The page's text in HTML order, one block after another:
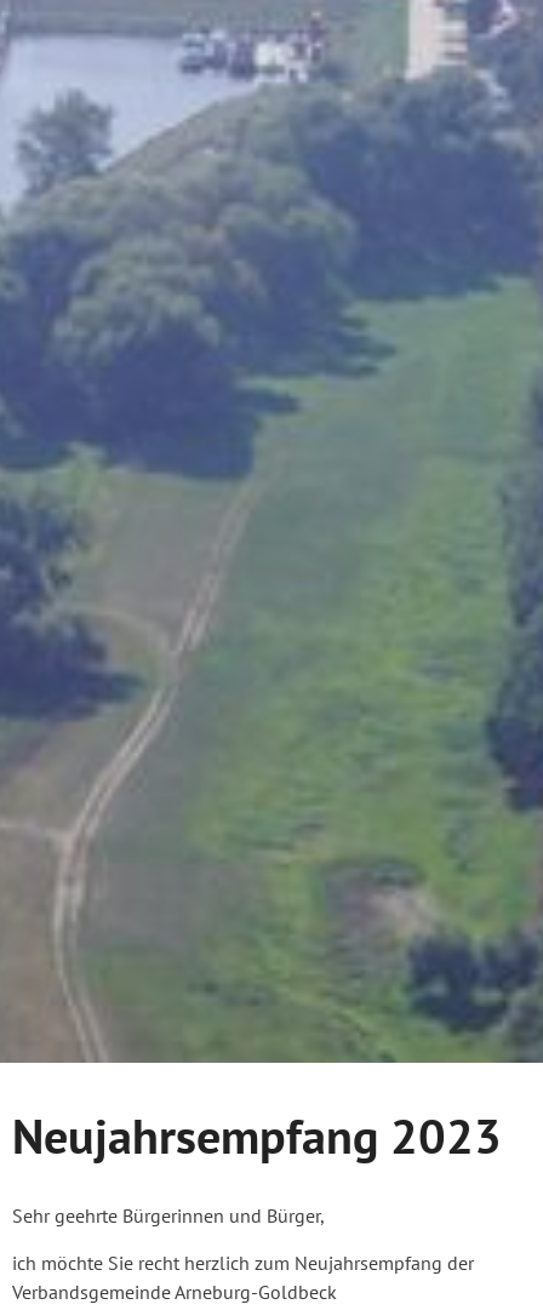
Neujahrsempfang 2023
Sehr geehrte Bürgerinnen und Bürger,
ich möchte Sie recht herzlich zum Neujahrsempfang der
Verbandsgemeinde Arneburg-Goldbeck